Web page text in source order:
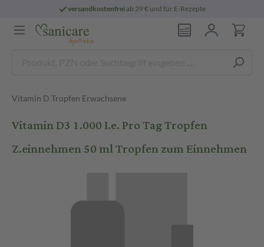
versandkostenfreiab 29 € und für E-Rezepte
Vitamin D Tropfen Erwachsene
Vitamin D3 1.000 I.e. Pro Tag Tropfen
Z.einnehmen 50 ml Tropfen zum Einnehmen